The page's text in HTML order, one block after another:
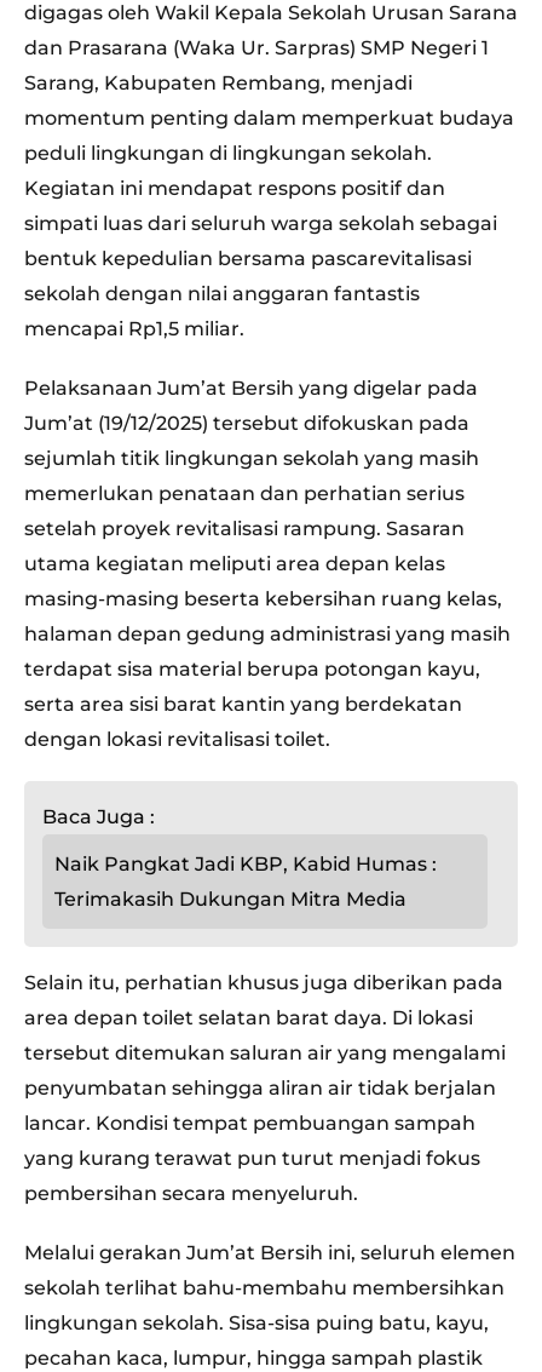
digagas oleh Wakil Kepala Sekolah Urusan Sarana
dan Prasarana (Waka Ur. Sarpras) SMP Negeri 1
Sarang, Kabupaten Rembang, menjadi
momentum penting dalam memperkuat budaya
peduli lingkungan di lingkungan sekolah.
Kegiatan ini mendapat respons positif dan
simpati luas dari seluruh warga sekolah sebagai
bentuk kepedulian bersama pascarevitalisasi
sekolah dengan nilai anggaran fantastis
mencapai Rp1,5 miliar.
Pelaksanaan Jum’at Bersih yang digelar pada
Jum’at (19/12/2025) tersebut difokuskan pada
sejumlah titik lingkungan sekolah yang masih
memerlukan penataan dan perhatian serius
setelah proyek revitalisasi rampung. Sasaran
utama kegiatan meliputi area depan kelas
masing-masing beserta kebersihan ruang kelas,
halaman depan gedung administrasi yang masih
terdapat sisa material berupa potongan kayu,
serta area sisi barat kantin yang berdekatan
dengan lokasi revitalisasi toilet.
Baca Juga :
Naik Pangkat Jadi KBP, Kabid Humas :
Terimakasih Dukungan Mitra Media
Selain itu, perhatian khusus juga diberikan pada
area depan toilet selatan barat daya. Di lokasi
tersebut ditemukan saluran air yang mengalami
penyumbatan sehingga aliran air tidak berjalan
lancar. Kondisi tempat pembuangan sampah
yang kurang terawat pun turut menjadi fokus
pembersihan secara menyeluruh.
Melalui gerakan Jum’at Bersih ini, seluruh elemen
sekolah terlihat bahu-membahu membersihkan
lingkungan sekolah. Sisa-sisa puing batu, kayu,
pecahan kaca, lumpur, hingga sampah plastik